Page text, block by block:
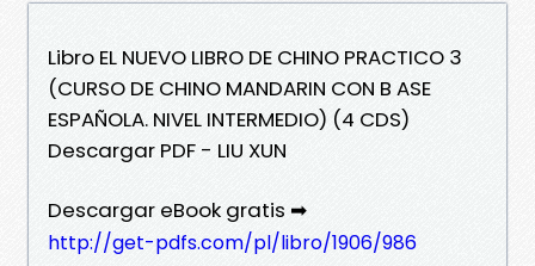
Libro EL NUEVO LIBRO DE CHINO PRACTICO 3
(CURSO DE CHINO MANDARIN CON B ASE
ESPAÑOLA. NIVEL INTERMEDIO) (4 CDS)
Descargar PDF - LIU XUN
Descargar eBook gratis ➡
http://get-pdfs.com/pl/libro/1906/986